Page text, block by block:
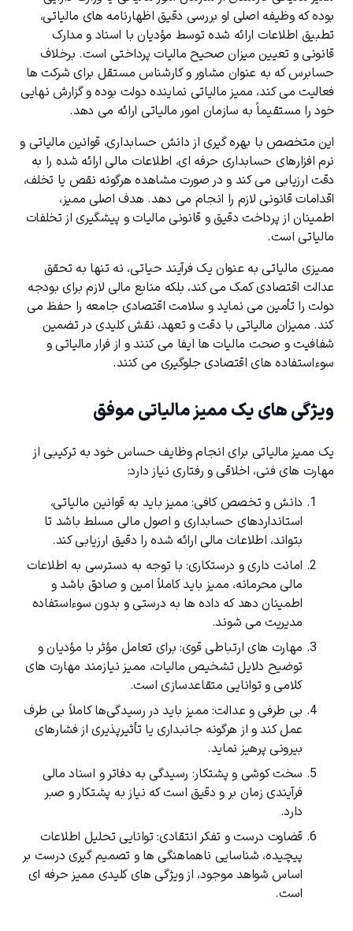
بوده که وظیفه اصلی او بررسی دقیق اظهارنامه ‌های مالیاتی،
تطبیق اطلاعات ارائه ‌شده توسط مؤدیان با اسناد و مدارک
قانونی و تعیین میزان صحیح مالیات پرداختی است. برخلاف
حسابرس که به ‌عنوان مشاور و کارشناس مستقل برای شرکت‌ ها
فعالیت می‌ کند، ممیز مالیاتی نماینده دولت بوده و گزارش نهایی
خود را مستقیماً به سازمان امور مالیاتی ارائه می ‌دهد.
این متخصص با بهره ‌گیری از دانش حسابداری، قوانین مالیاتی و
نرم ‌افزارهای حسابداری حرفه ‌ای، اطلاعات مالی ارائه‌ شده را به
دقت ارزیابی می ‌کند و در صورت مشاهده هرگونه نقص یا تخلف،
اقدامات قانونی لازم را انجام می ‌دهد. هدف اصلی ممیز،
اطمینان از پرداخت دقیق و قانونی مالیات و پیشگیری از تخلفات
مالیاتی است.
ممیزی مالیاتی به‌ عنوان یک فرآیند حیاتی، نه تنها به تحقق
عدالت اقتصادی کمک می ‌کند، بلکه منابع مالی لازم برای بودجه
دولت را تأمین می‌ نماید و سلامت اقتصادی جامعه را حفظ می
‌کند. ممیزان مالیاتی با دقت و تعهد، نقش کلیدی در تضمین
شفافیت و صحت مالیات‌ ها ایفا می ‌کنند و از فرار مالیاتی و
سوءاستفاده ‌های اقتصادی جلوگیری می ‌کنند.
ویژگی‌ های یک ممیز مالیاتی موفق
یک ممیز مالیاتی برای انجام وظایف حساس خود به ترکیبی از
مهارت‌ های فنی، اخلاقی و رفتاری نیاز دارد:
دانش و تخصص کافی: ممیز باید به قوانین مالیاتی،
استانداردهای حسابداری و اصول مالی مسلط باشد تا
بتواند، اطلاعات مالی ارائه ‌شده را دقیق ارزیابی کند.
امانت ‌داری و درستکاری: با توجه به دسترسی به اطلاعات
مالی محرمانه، ممیز باید کاملاً امین و صادق باشد و
اطمینان دهد که داده‌ ها به درستی و بدون سوءاستفاده
مدیریت می ‌شوند.
مهارت‌ های ارتباطی قوی: برای تعامل مؤثر با مؤدیان و
توضیح دلایل تشخیص مالیات، ممیز نیازمند مهارت ‌های
کلامی و توانایی متقاعدسازی است.
بی ‌طرفی و عدالت: ممیز باید در رسیدگی‌ها کاملاً بی ‌طرف
عمل کند و از هرگونه جانبداری یا تأثیرپذیری از فشارهای
بیرونی پرهیز نماید.
سخت ‌کوشی و پشتکار: رسیدگی به دفاتر و اسناد مالی
فرآیندی زمان‌ بر و دقیق است که نیاز به پشتکار و صبر
دارد.
قضاوت درست و تفکر انتقادی: توانایی تحلیل اطلاعات
پیچیده، شناسایی ناهماهنگی ‌ها و تصمیم ‌گیری درست بر
اساس شواهد موجود، از ویژگی‌ های کلیدی ممیز حرفه ‌ای
است.